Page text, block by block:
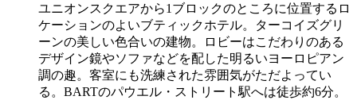
ユニオンスクエアから1ブロックのところに位置するロ
ケーションのよいブティックホテル。ターコイズグリ
ーンの美しい色合いの建物。ロビーはこだわりのある
デザイン鏡やソファなどを配した明るいヨーロピアン
調の趣。客室にも洗練された雰囲気がただよってい
る。BARTのパウエル・ストリート駅へは徒歩約6分。